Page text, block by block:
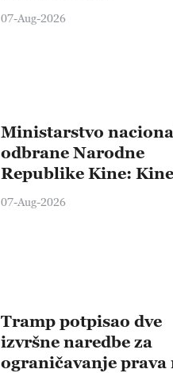
07-Aug-2026
Ministarstvo
odbrane Narodne
Republike Kine:
vojska će preduzeti
kontramere protiv
07-Aug-2026
Tramp potpisao dve
izvršne naredbe za
ograničavanje prava